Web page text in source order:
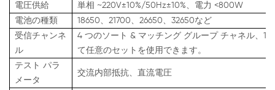
電圧供給
単相 ~220V±10%/50Hz±10%、電力 <800W
電池の種類
18650、21700、26650、32650など
受信チャンネ
ル
4 つのソート & マッチング グループ チャネル、1
て任意のセットを使用できます。
テスト パラ
メータ
交流内部抵抗、直流電圧